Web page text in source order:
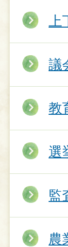
議
教
選
監
農